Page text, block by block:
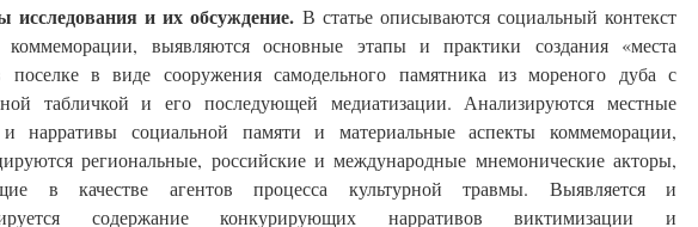
исследования и их обсуждение. В статье описываются социальный контекст
коммеморации, выявляются основные этапы и практики создания «места
поселке в виде сооружения самодельного памятника из мореного дуба с
табличкой и его последующей медиатизации. Анализируются местные
нарративы социальной памяти и материальные аспекты коммеморации,
региональные, российские и международные мнемонические акторы,
в качестве агентов процесса культурной травмы. Выявляется и
содержание конкурирующих нарративов виктимизации и